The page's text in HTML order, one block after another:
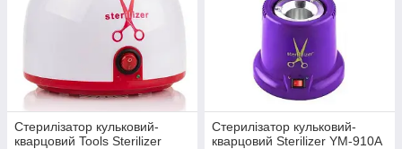
Стерилізатор кульковий-
кварцовий Tools Sterilizer
Стерилізатор кульковий-
кварцовий Sterilizer YM-910A